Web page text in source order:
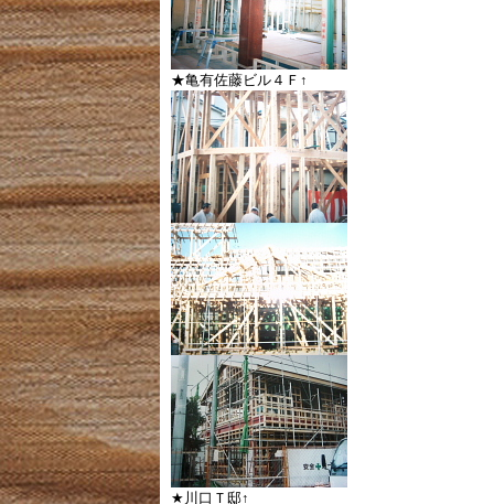
★亀有佐藤ビル４Ｆ↑
★川口Ｔ邸↑